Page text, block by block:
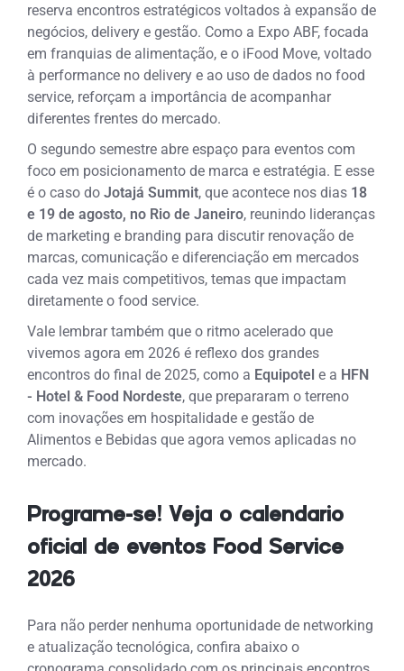
reserva encontros estratégicos voltados à expansão de
negócios, delivery e gestão. Como a Expo ABF, focada
em franquias de alimentação, e o iFood Move, voltado
à performance no delivery e ao uso de dados no food
service, reforçam a importância de acompanhar
diferentes frentes do mercado.
O segundo semestre abre espaço para eventos com
foco em posicionamento de marca e estratégia. E esse
é o caso doJotajá Summit, que acontece nos dias 18
e 19 de agosto, no Rio de Janeiro, reunindo lideranças
de marketing e branding para discutir renovação de
marcas, comunicação e diferenciação em mercados
cada vez mais competitivos, temas que impactam
diretamente o food service.
Vale lembrar também que o ritmo acelerado que
vivemos agora em 2026 é reflexo dos grandes
encontros do final de 2025, como a Equipotel e a HFN
- Hotel & Food Nordeste, que prepararam o terreno
com inovações em hospitalidade e gestão de
Alimentos e Bebidas que agora vemos aplicadas no
mercado.
Programe-se! Veja o calendario
oficial de eventos Food Service
2026
Para não perder nenhuma oportunidade de networking
e atualização tecnológica, confira abaixo o